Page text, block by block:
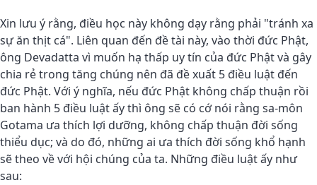
Xin lưu ý rằng, điều học này không dạy rằng phải "tránh xa
sự ăn thịt cá". Liên quan đến đề tài này, vào thời đức Phật,
ông Devadatta vì muốn hạ thấp uy tín của đức Phật và gây
chia rẻ trong tăng chúng nên đã đề xuất 5 điều luật đến
đức Phật. Với ý nghĩa, nếu đức Phật không chấp thuận rồi
ban hành 5 điều luật ấy thì ông sẽ có cớ nói rằng sa-môn
Gotama ưa thích lợi dưỡng, không chấp thuận đời sống
thiểu dục; và do đó, những ai ưa thích đời sống khổ hạnh
sẽ theo về với hội chúng của ta. Những điều luật ấy như
sau: